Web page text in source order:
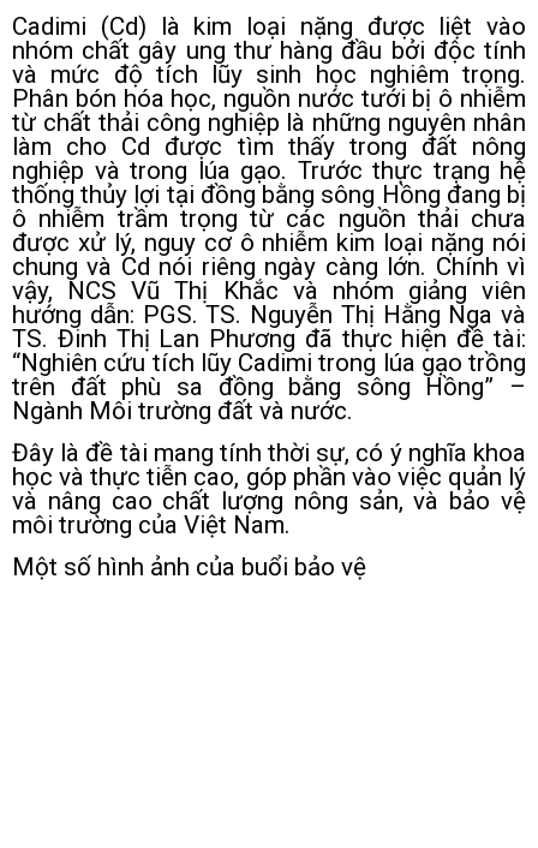
Cadimi (Cd) là kim loại nặng được liệt vào
nhóm chất gây ung thư hàng đầu bởi độc tính
và mức độ tích lũy sinh học nghiêm trọng.
Phân bón hóa học, nguồn nước tưới bị ô nhiễm
từ chất thải công nghiệp là những nguyên nhân
làm cho Cd được tìm thấy trong đất nông
nghiệp và trong lúa gạo. Trước thực trạng hệ
thống thủy lợi tại đồng bằng sông Hồng đang bị
ô nhiễm trầm trọng từ các nguồn thải chưa
được xử lý, nguy cơ ô nhiễm kim loại nặng nói
chung và Cd nói riêng ngày càng lớn. Chính vì
vậy, NCS Vũ Thị Khắc và nhóm giảng viên
hướng dẫn: PGS. TS. Nguyễn Thị Hằng Nga và
TS. Đinh Thị Lan Phương đã thực hiện đề tài:
“Nghiên cứu tích lũy Cadimi trong lúa gạo trồng
trên đất phù sa đồng bằng sông Hồng” –
Ngành Môi trường đất và nước.
Đây là đề tài mang tính thời sự, có ý nghĩa khoa
học và thực tiễn cao, góp phần vào việc quản lý
và nâng cao chất lượng nông sản, và bảo vệ
môi trường của Việt Nam.
Một số hình ảnh của buổi bảo vệ